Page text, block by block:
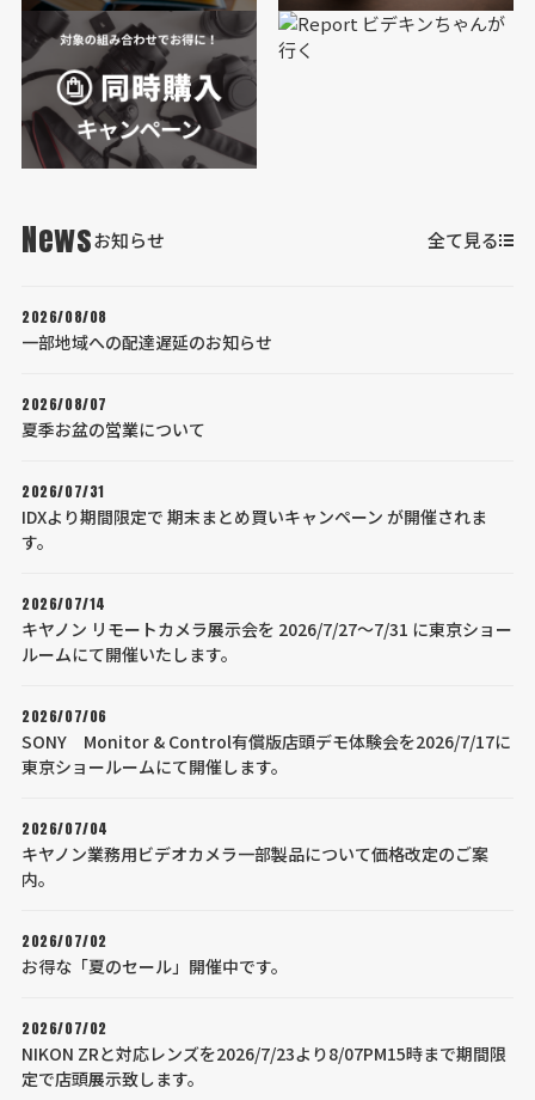
Newsお知らせ 全て見る
2026/08/08
一部地域への配達遅延のお知らせ
2026/08/07
夏季お盆の営業について
2026/07/31
IDXより期間限定で 期末まとめ買いキャンペーン が開催されま
す。
2026/07/14
キヤノン リモートカメラ展示会を 2026/7/27～7/31 に東京ショー
ルームにて開催いたします。
2026/07/06
SONY Monitor & Control有償版店頭デモ体験会を2026/7/17に
東京ショールームにて開催します。
2026/07/04
キヤノン業務用ビデオカメラ一部製品について価格改定のご案
内。
2026/07/02
お得な「夏のセール」開催中です。
2026/07/02
NIKON ZRと対応レンズを2026/7/23より8/07PM15時まで期間限
定で店頭展示致します。